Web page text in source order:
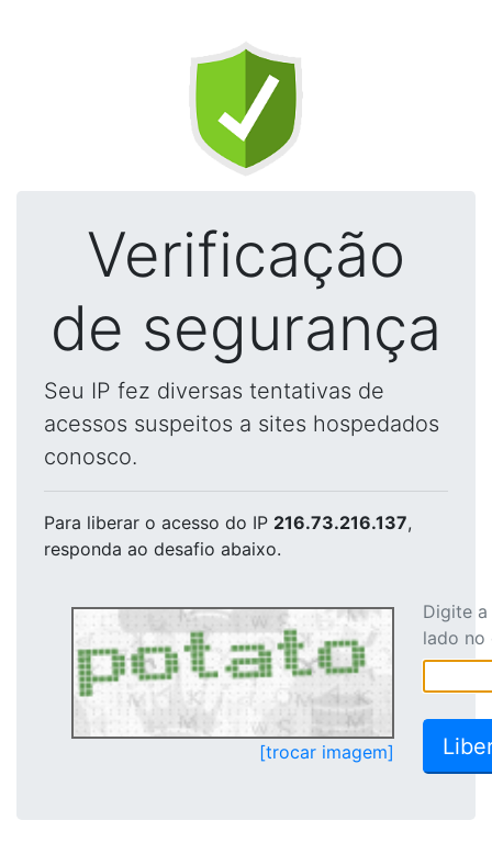
Verificação
de segurança
Seu IP fez diversas tentativas de
acessos suspeitos a sites hospedados
conosco.
Para liberar o acesso do IP 216.73.216.137,
responda ao desafio abaixo.
[trocar imagem]
Digite
lado no